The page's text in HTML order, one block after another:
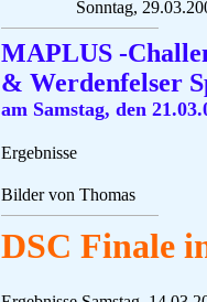
Sonntag,
MAPLUS -
& Werdenfelser
am Samstag, den
Ergebnisse
Bilder von Thomas
DSC Finale